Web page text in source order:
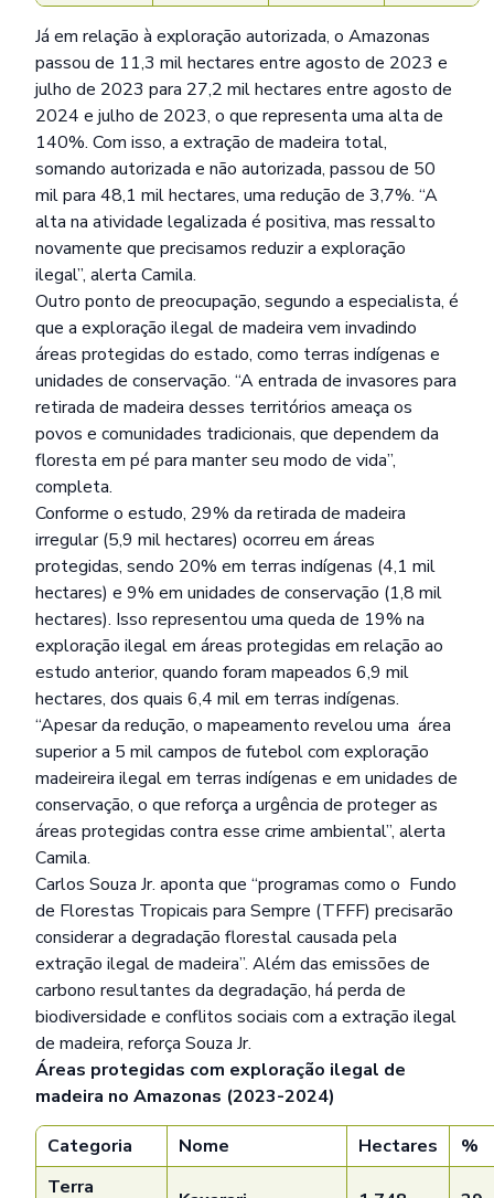
Já em relação à exploração autorizada, o Amazonas
passou de 11,3 mil hectares entre agosto de 2023 e
julho de 2023 para 27,2 mil hectares entre agosto de
2024 e julho de 2023, o que representa uma alta de
140%. Com isso, a extração de madeira total,
somando autorizada e não autorizada, passou de 50
mil para 48,1 mil hectares, uma redução de 3,7%. “A
alta na atividade legalizada é positiva, mas ressalto
novamente que precisamos reduzir a exploração
ilegal”, alerta Camila.
Outro ponto de preocupação, segundo a especialista, é
que a exploração ilegal de madeira vem invadindo
áreas protegidas do estado, como terras indígenas e
unidades de conservação. “A entrada de invasores para
retirada de madeira desses territórios ameaça os
povos e comunidades tradicionais, que dependem da
floresta em pé para manter seu modo de vida”,
completa.
Conforme o estudo, 29% da retirada de madeira
irregular (5,9 mil hectares) ocorreu em áreas
protegidas, sendo 20% em terras indígenas (4,1 mil
hectares) e 9% em unidades de conservação (1,8 mil
hectares). Isso representou uma queda de 19% na
exploração ilegal em áreas protegidas em relação ao
estudo anterior, quando foram mapeados 6,9 mil
hectares, dos quais 6,4 mil em terras indígenas.
“Apesar da redução, o mapeamento revelou uma área
superior a 5 mil campos de futebol com exploração
madeireira ilegal em terras indígenas e em unidades de
conservação, o que reforça a urgência de proteger as
áreas protegidas contra esse crime ambiental”, alerta
Camila.
Carlos Souza Jr. aponta que “programas como o Fundo
de Florestas Tropicais para Sempre (TFFF) precisarão
considerar a degradação florestal causada pela
extração ilegal de madeira”. Além das emissões de
carbono resultantes da degradação, há perda de
biodiversidade e conflitos sociais com a extração ilegal
de madeira, reforça Souza Jr.
Áreas protegidas com exploração ilegal de
madeira no Amazonas (2023-2024)
Categoria Nome Hectares
%
Terra